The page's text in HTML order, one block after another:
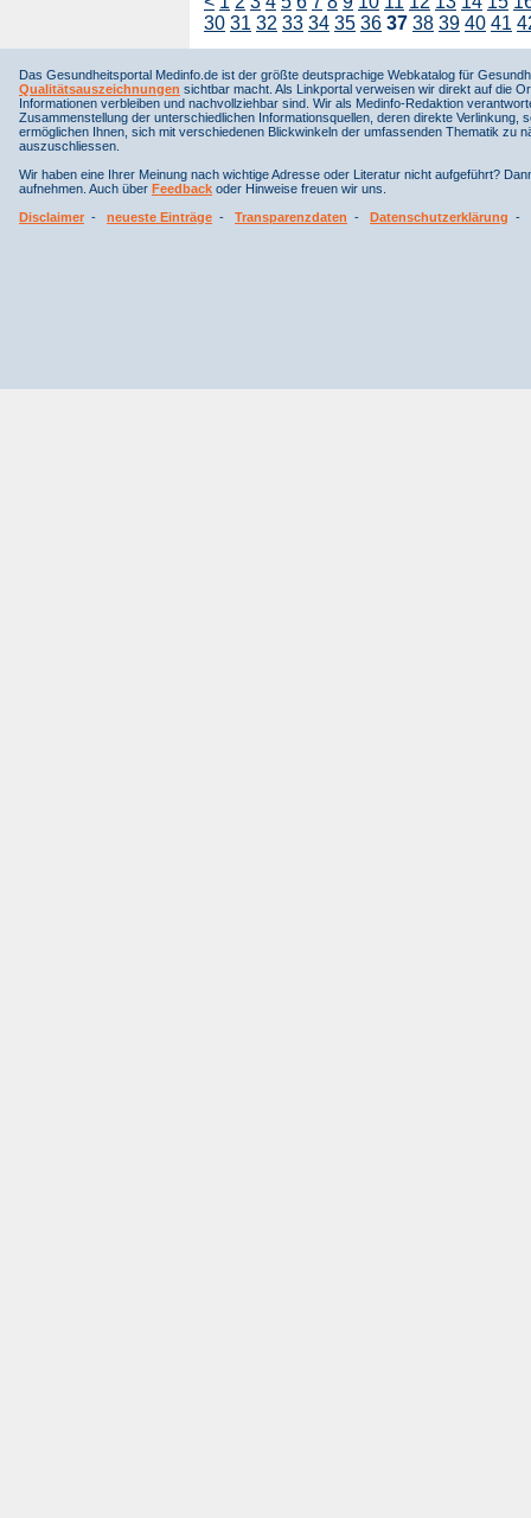
30 31 32 33 34 35 36 37 38 39 40 41
Das Gesundheitsportal Medinfo.de ist der größte deutsprachige Webkatalog für
Qualitätsauszeichnungen sichtbar macht. Als Linkportal verweisen wir direkt auf die
Informationen verbleiben und nachvollziehbar sind. Wir als Medinfo-Redaktion
Zusammenstellung der unterschiedlichen Informationsquellen, deren direkte
ermöglichen Ihnen, sich mit verschiedenen Blickwinkeln der umfassenden Thematik
auszuschliessen.
Wir haben eine Ihrer Meinung nach wichtige Adresse oder Literatur nicht aufgeführt?
aufnehmen. Auch über Feedback oder Hinweise freuen wir uns.
Disclaimer - neueste Einträge - Transparenzdaten - Datenschutzerklärung -